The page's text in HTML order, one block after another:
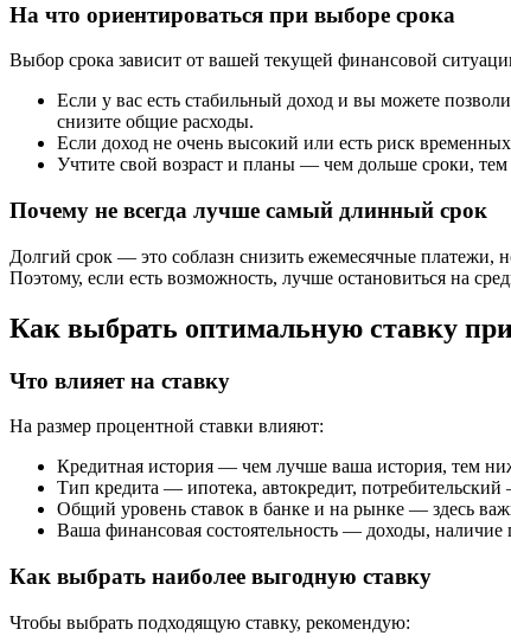
На что ориентироваться при выборе срока
Выбор срока зависит от вашей текущей финансовой
Если у вас есть стабильный доход и вы можете
снизите общие расходы.
Если доход не очень высокий или есть риск
Учтите свой возраст и планы — чем дольше сроки,
Почему не всегда лучше самый длинный срок
Долгий срок — это соблазн снизить ежемесячные платежи,
Поэтому, если есть возможность, лучше остановиться на
Как выбрать оптимальную ставку
Что влияет на ставку
На размер процентной ставки влияют:
Кредитная история — чем лучше ваша история, тем
Тип кредита — ипотека, автокредит,
Общий уровень ставок в банке и на рынке — здесь
Ваша финансовая состоятельность — доходы, наличие
Как выбрать наиболее выгодную ставку
Чтобы выбрать подходящую ставку, рекомендую: